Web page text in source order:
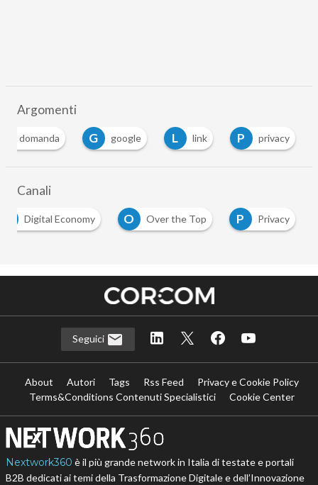
Argomenti
domanda G google L link P privacy
Canali
Digital Economy O Over the Top P Privacy
Seguici
About Autori Tags Rss Feed
Privacy e Cookie Policy
Terms&Conditions Contenuti Specialistici
Cookie Center
Nextwork360 è il più grande network in Italia di testate e portali
B2B dedicati ai temi della Trasformazione Digitale e dell’Innovazione